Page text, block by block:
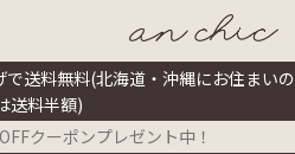
送料無料(北海道・沖縄にお住まいの
送料半額)
クーポンプレゼント中！